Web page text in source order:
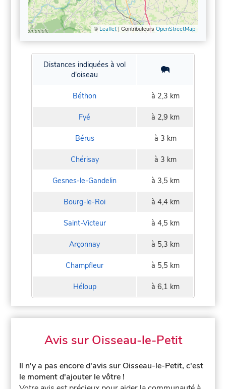
© Leaflet| Contributeurs OpenStreetMap
Distances indiquées à vol
d'oiseau
Béthon à 2,3 km
Fyé à 2,9 km
Bérus à 3 km
Chérisay à 3 km
Gesnes-le-Gandelin à 3,5 km
Bourg-le-Roi à 4,4 km
Saint-Victeur à 4,5 km
Arçonnay à 5,3 km
Champfleur à 5,5 km
Héloup à 6,1 km
Avis sur Oisseau-le-Petit
Il n'y a pas encore d'avis sur Oisseau-le-Petit, c'est
le moment d'ajouter le vôtre !